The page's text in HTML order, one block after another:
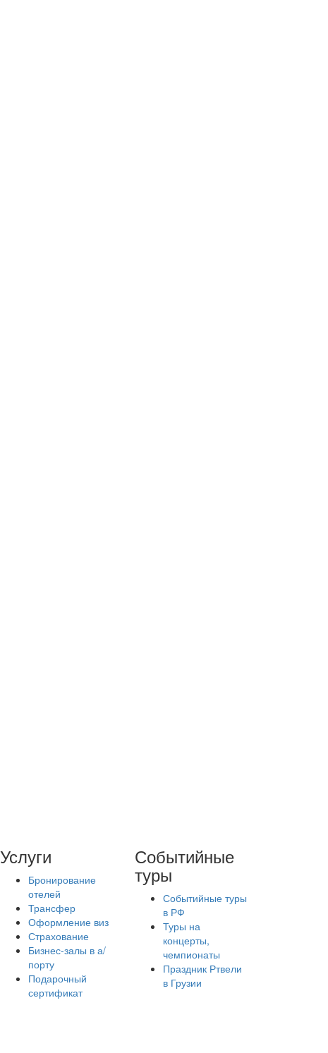
Услуги
Бронирование
отелей
Трансфер
Оформление виз
Страхование
Бизнес-залы в а/
порту
Подарочный
сертификат
Событийные
туры
Событийные туры
в РФ
Туры на
концерты,
чемпионаты
Праздник Ртвели
в Грузии